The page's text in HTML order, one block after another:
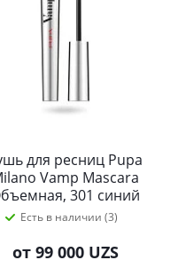
для ресниц Pupa
Vamp Mascara
301 синий
электрик 9 мл
Есть в наличии (3)
от 99 000 UZS